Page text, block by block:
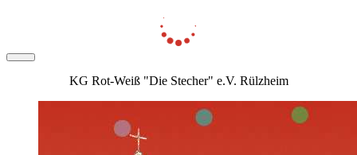
KG Rot-Weiß "Die Stecher" e.V. Rülzheim